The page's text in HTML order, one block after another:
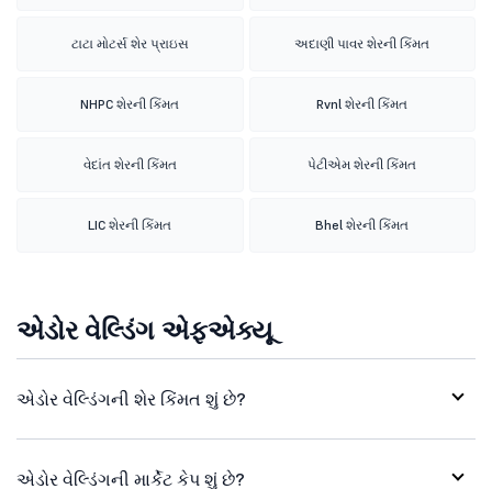
ટાટા મોટર્સ શેર પ્રાઇસ અદાણી પાવર શેરની કિંમત
NHPC શેરની કિંમત Rvnl શેરની કિંમત
વેદાંત શેરની કિંમત પેટીએમ શેરની કિંમત
LIC શેરની કિંમત Bhel શેરની કિંમત
એડોર વેલ્ડિંગ એફએક્યૂ
એડોર વેલ્ડિંગની શેર કિંમત શું છે?
એડોર વેલ્ડિંગની માર્કેટ કેપ શું છે?